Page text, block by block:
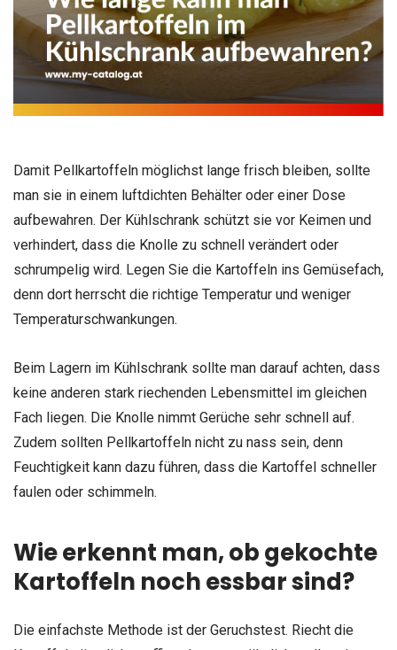
Damit Pellkartoffeln möglichst lange frisch bleiben, sollte
man sie in einem luftdichten Behälter oder einer Dose
aufbewahren. Der Kühlschrank schützt sie vor Keimen und
verhindert, dass die Knolle zu schnell verändert oder
schrumpelig wird. Legen Sie die Kartoffeln ins Gemüsefach,
denn dort herrscht die richtige Temperatur und weniger
Temperaturschwankungen.
Beim Lagern im Kühlschrank sollte man darauf achten, dass
keine anderen stark riechenden Lebensmittel im gleichen
Fach liegen. Die Knolle nimmt Gerüche sehr schnell auf.
Zudem sollten Pellkartoffeln nicht zu nass sein, denn
Feuchtigkeit kann dazu führen, dass die Kartoffel schneller
faulen oder schimmeln.
Wie erkennt man, ob gekochte
Kartoffeln noch essbar sind?
Die einfachste Methode ist der Geruchstest. Riecht die